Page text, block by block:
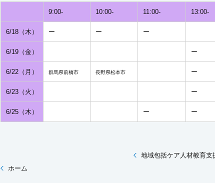
9:00- 10:00- 11:00- 13:00-
6/18（木） ー ー ー
6/19（金） ー
6/22（月） 群馬県前橋市 長野県松本市 ー
6/23（火） ー
6/25（木） ー ー
地域包括ケア人材教育支
ホーム